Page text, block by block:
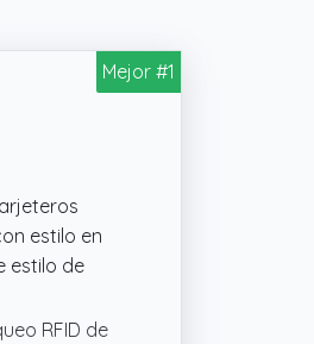
Mejor #1
estilo en
estilo de
RFID de